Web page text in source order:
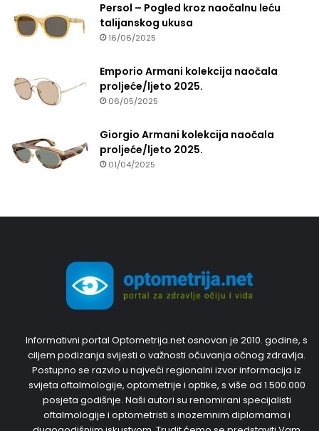
Persol – Pogled kroz naočalnu leću
talijanskog ukusa
16/06/2025
Emporio Armani kolekcija naočala
proljeće/ljeto 2025.
06/05/2025
Giorgio Armani kolekcija naočala
proljeće/ljeto 2025.
01/04/2025
Informativni portal Optometrija.net osnovan je 2010. godine, s
ciljem podizanja svijesti o važnosti očuvanja očnog zdravlja.
Postupno se razvio u najveći regionalni izvor informacija iz
svijeta oftalmologije, optometrije i optike, s više od 1.500.000
posjeta godišnje. Naši autori su renomirani specijalisti
oftalmologije i optometristi s inozemnim diplomama i